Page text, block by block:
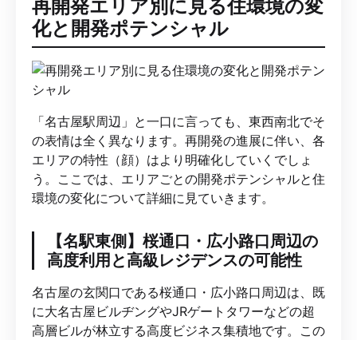
再開発エリア別に見る住環境の変
化と開発ポテンシャル
「名古屋駅周辺」と一口に言っても、東西南北でそ
の表情は全く異なります。再開発の進展に伴い、各
エリアの特性（顔）はより明確化していくでしょ
う。ここでは、エリアごとの開発ポテンシャルと住
環境の変化について詳細に見ていきます。
【名駅東側】桜通口・広小路口周辺の
高度利用と高級レジデンスの可能性
名古屋の玄関口である桜通口・広小路口周辺は、既
に大名古屋ビルヂングやJRゲートタワーなどの超
高層ビルが林立する高度ビジネス集積地です。この